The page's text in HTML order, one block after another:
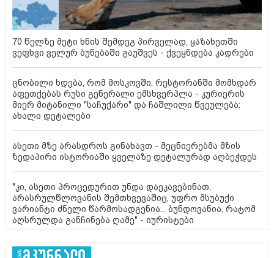
70 წელზე მეტი ხნის შემდეგ პირველად, ყაზახეთში
ვეფხვი ველურ ბუნებაში გაუშვეს - ქვეყნდება კადრები
ცნობილი ხდება, რომ მოსკოვში, რესტორანში მომხდარ
აფეთქებას რუსი გენერალი ემსხვერპლა - კურიერის
მიერ მიტანილი "საჩუქარი" და ჩაშლილი წვეულება:
ახალი დეტალები
ასეთი მზე არასდროს გინახავთ - მეცნიერებმა მზის
ზედაპირი ისტორიაში ყველაზე დეტალურად აღბეჭდეს
"კი, ასეთი პროცედურით უნდა დაეკავებინათ,
არასრულწლოვანის შემთხვევაშიც, უფრო მსუბუქი
ვარიანტი ძნელი წარმოსადგენია... ბუნდოვანია, რატომ
აღსრულდა განჩინება ღამე" - იურისტები